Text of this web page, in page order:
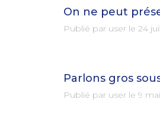
On ne peut
Publié par user le 24
Parlons gros
Publié par user le 9